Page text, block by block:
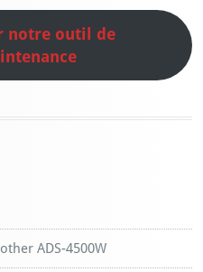
notre outil de
ADS-4500W